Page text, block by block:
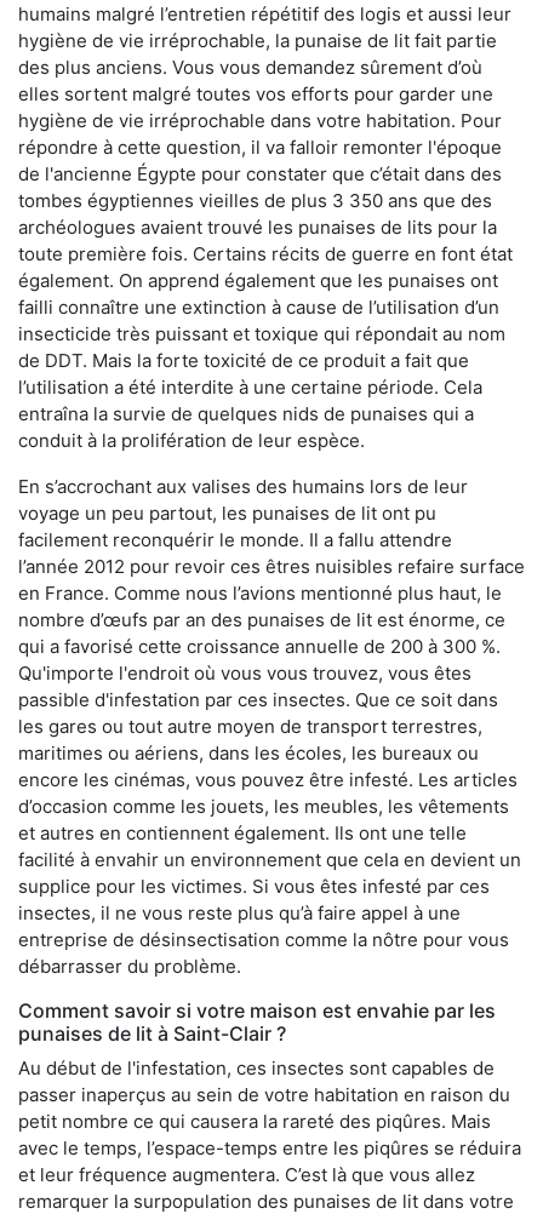
humains malgré l’entretien répétitif des logis et aussi leur
hygiène de vie irréprochable, la punaise de lit fait partie
des plus anciens. Vous vous demandez sûrement d’où
elles sortent malgré toutes vos efforts pour garder une
hygiène de vie irréprochable dans votre habitation. Pour
répondre à cette question, il va falloir remonter l'époque
de l'ancienne Égypte pour constater que c’était dans des
tombes égyptiennes vieilles de plus 3 350 ans que des
archéologues avaient trouvé les punaises de lits pour la
toute première fois. Certains récits de guerre en font état
également. On apprend également que les punaises ont
failli connaître une extinction à cause de l’utilisation d’un
insecticide très puissant et toxique qui répondait au nom
de DDT. Mais la forte toxicité de ce produit a fait que
l’utilisation a été interdite à une certaine période. Cela
entraîna la survie de quelques nids de punaises qui a
conduit à la prolifération de leur espèce.
En s’accrochant aux valises des humains lors de leur
voyage un peu partout, les punaises de lit ont pu
facilement reconquérir le monde. Il a fallu attendre
l’année 2012 pour revoir ces êtres nuisibles refaire surface
en France. Comme nous l’avions mentionné plus haut, le
nombre d’œufs par an des punaises de lit est énorme, ce
qui a favorisé cette croissance annuelle de 200 à 300 %.
Qu'importe l'endroit où vous vous trouvez, vous êtes
passible d'infestation par ces insectes. Que ce soit dans
les gares ou tout autre moyen de transport terrestres,
maritimes ou aériens, dans les écoles, les bureaux ou
encore les cinémas, vous pouvez être infesté. Les articles
d’occasion comme les jouets, les meubles, les vêtements
et autres en contiennent également. Ils ont une telle
facilité à envahir un environnement que cela en devient un
supplice pour les victimes. Si vous êtes infesté par ces
insectes, il ne vous reste plus qu’à faire appel à une
entreprise de désinsectisation comme la nôtre pour vous
débarrasser du problème.
Comment savoir si votre maison est envahie par les
punaises de lit à Saint-Clair ?
Au début de l'infestation, ces insectes sont capables de
passer inaperçus au sein de votre habitation en raison du
petit nombre ce qui causera la rareté des piqûres. Mais
avec le temps, l’espace-temps entre les piqûres se réduira
et leur fréquence augmentera. C’est là que vous allez
remarquer la surpopulation des punaises de lit dans votre